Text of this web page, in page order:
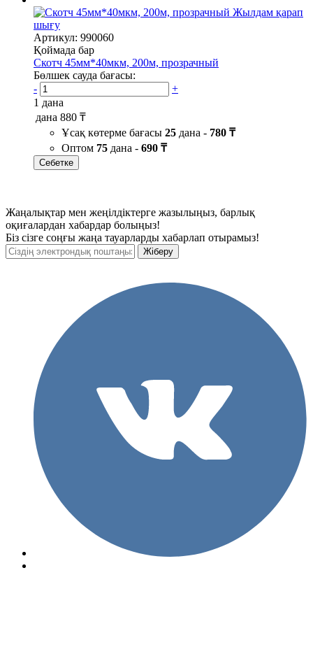
Жылдам қарап
шығу
Артикул: 990060
Қоймада бар
Скотч 45мм*40мкм, 200м, прозрачный
Бөлшек сауда бағасы:
-
+
1 дана
дана 880 ₸
Ұсақ көтерме бағасы 25 дана - 780 ₸
Оптом 75 дана - 690 ₸
Себетке
Жаңалықтар мен жеңілдіктерге жазылыңыз, барлық
оқиғалардан хабардар болыңыз!
Біз сізге соңғы жаңа тауарларды хабарлап отырамыз!